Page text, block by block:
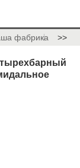
фабрика >>